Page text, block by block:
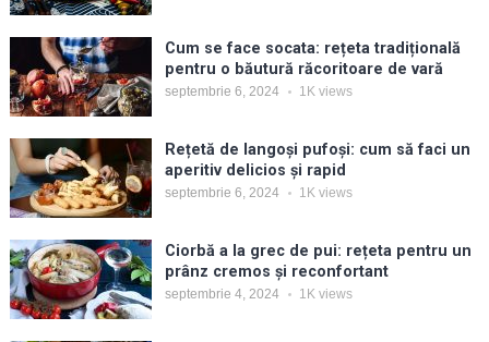
Cum se face socata: rețeta tradițională
pentru o băutură răcoritoare de vară
septembrie 6, 2024 1Kviews
Rețetă de langoși pufoși: cum să faci un
aperitiv delicios și rapid
septembrie 6, 2024 1Kviews
Ciorbă a la grec de pui: rețeta pentru un
prânz cremos și reconfortant
septembrie 4, 2024 1Kviews